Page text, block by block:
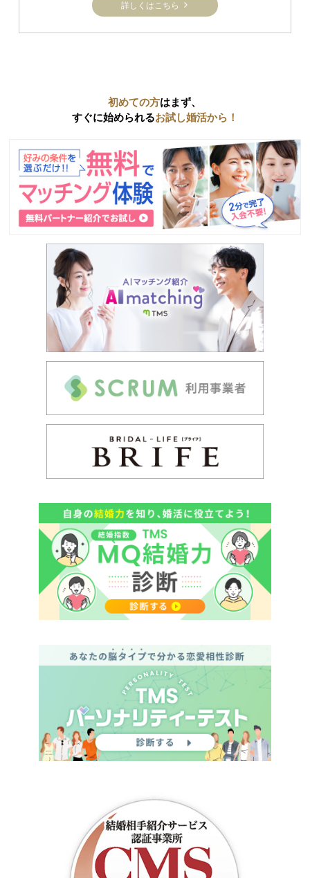
詳しくはこちら
初めての方はまず、
すぐに始められるお試し婚活から！